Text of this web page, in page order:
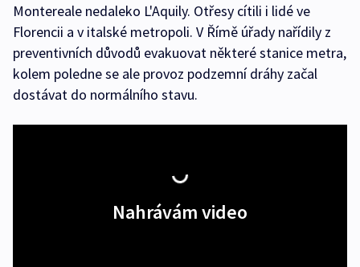
Montereale nedaleko L'Aquily. Otřesy cítili i lidé ve
Florencii a v italské metropoli. V Římě úřady nařídily z
preventivních důvodů evakuovat některé stanice metra,
kolem poledne se ale provoz podzemní dráhy začal
dostávat do normálního stavu.
Nahrávám video